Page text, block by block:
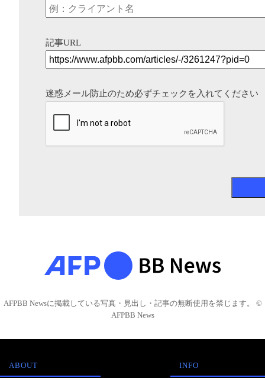
記事URL
迷惑メール防止のため必ずチェックを入れてください
AFPBB Newsに掲載している写真・見出し・記事の無断使用を禁じます。 ©
AFPBB News
ABOUT INFO